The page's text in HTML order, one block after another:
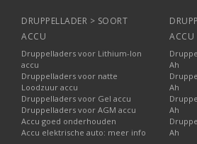
DRUPPELLADER > SOORT
ACCU
Druppelladers voor Lithium-Ion
accu
Druppelladers voor natte
Loodzuur accu
Druppelladers voor Gel accu
Druppelladers voor AGM accu
Accu goed onderhouden
Accu elektrische auto: meer info
ACCU
Ah
Ah
Ah
Ah